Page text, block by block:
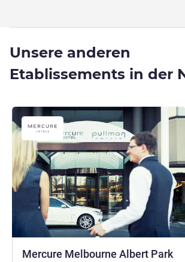
Unsere anderen
Etablissements in der
Mercure Melbourne Albert Park4